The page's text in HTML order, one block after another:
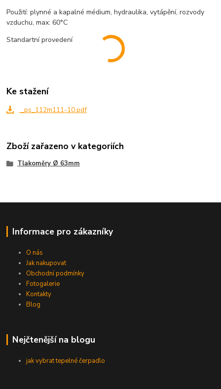
Použití: plynné a kapalné médium, hydraulika, vytápění, rozvody
vzduchu, max: 60°C
Standartní provedení
Ke stažení
_ps_112m111-10.pdf
Zboží zařazeno v kategoriích
Tlakoměry Ø 63mm
Informace pro zákazníky
O nás
Jak nakupovat
Obchodní podmínky
Fotogalerie
Kontakty
Blog
Nejčtenější na blogu
jak vybrat tepelné čerpadlo